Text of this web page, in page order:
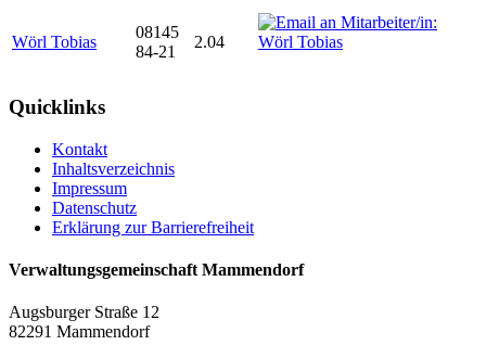
Wörl Tobias
08145
84-21
2.04
Quicklinks
Kontakt
Inhaltsverzeichnis
Impressum
Datenschutz
Erklärung zur Barrierefreiheit
Verwaltungsgemeinschaft Mammendorf
Augsburger Straße 12
82291 Mammendorf